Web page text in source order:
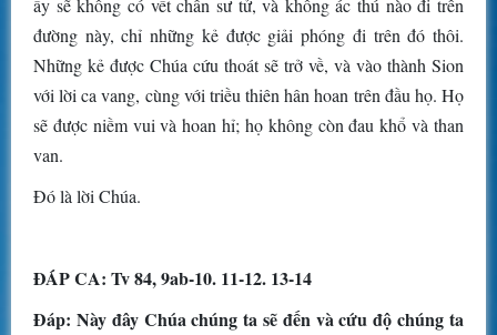
ấy sẽ không có vết chân sư tử, và không ác thú nào đi trên
đường này, chỉ những kẻ được giải phóng đi trên đó thôi.
Những kẻ được Chúa cứu thoát sẽ trở về, và vào thành Sion
với lời ca vang, cùng với triều thiên hân hoan trên đầu họ. Họ
sẽ được niềm vui và hoan hỉ; họ không còn đau khổ và than
van.
Đó là lời Chúa.
ĐÁP CA: Tv 84, 9ab-10. 11-12. 13-14
Đáp: Này đây Chúa chúng ta sẽ đến và cứu độ chúng ta